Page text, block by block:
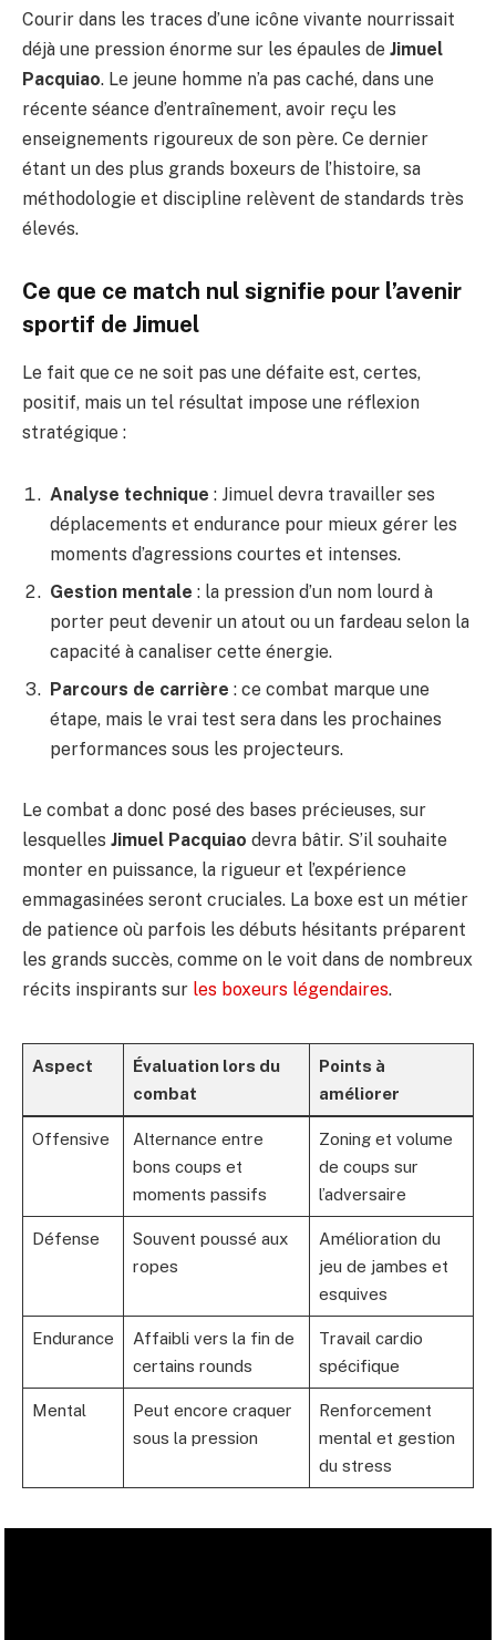
Courir dans les traces d’une icône vivante nourrissait
déjà une pression énorme sur les épaules de Jimuel
Pacquiao. Le jeune homme n’a pas caché, dans une
récente séance d’entraînement, avoir reçu les
enseignements rigoureux de son père. Ce dernier
étant un des plus grands boxeurs de l’histoire, sa
méthodologie et discipline relèvent de standards très
élevés.
Ce que ce match nul signifie pour l’avenir
sportif de Jimuel
Le fait que ce ne soit pas une défaite est, certes,
positif, mais un tel résultat impose une réflexion
stratégique :
Analyse technique : Jimuel devra travailler ses
déplacements et endurance pour mieux gérer les
moments d’agressions courtes et intenses.
Gestion mentale : la pression d’un nom lourd à
porter peut devenir un atout ou un fardeau selon la
capacité à canaliser cette énergie.
Parcours de carrière : ce combat marque une
étape, mais le vrai test sera dans les prochaines
performances sous les projecteurs.
Le combat a donc posé des bases précieuses, sur
lesquelles Jimuel Pacquiao devra bâtir. S’il souhaite
monter en puissance, la rigueur et l’expérience
emmagasinées seront cruciales. La boxe est un métier
de patience où parfois les débuts hésitants préparent
les grands succès, comme on le voit dans de nombreux
récits inspirants sur les boxeurs légendaires.
Aspect
Évaluation lors du
combat
Points à
améliorer
Offensive
Alternance entre
bons coups et
moments passifs
Zoning et volume
de coups sur
l’adversaire
Défense
Souvent poussé aux
ropes
Amélioration du
jeu de jambes et
esquives
Endurance
Affaibli vers la fin de
certains rounds
Travail cardio
spécifique
Mental
Peut encore craquer
sous la pression
Renforcement
mental et gestion
du stress